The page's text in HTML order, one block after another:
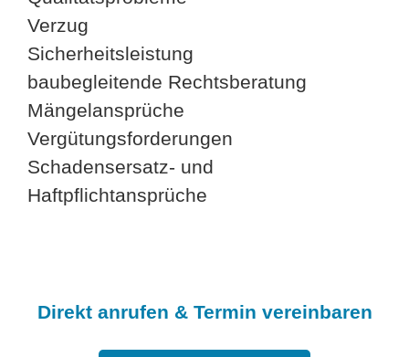
Verzug
Sicherheitsleistung
baubegleitende Rechtsberatung
Mängelansprüche
Vergütungsforderungen
Schadensersatz- und
Haftpflichtansprüche
Direkt anrufen & Termin vereinbaren